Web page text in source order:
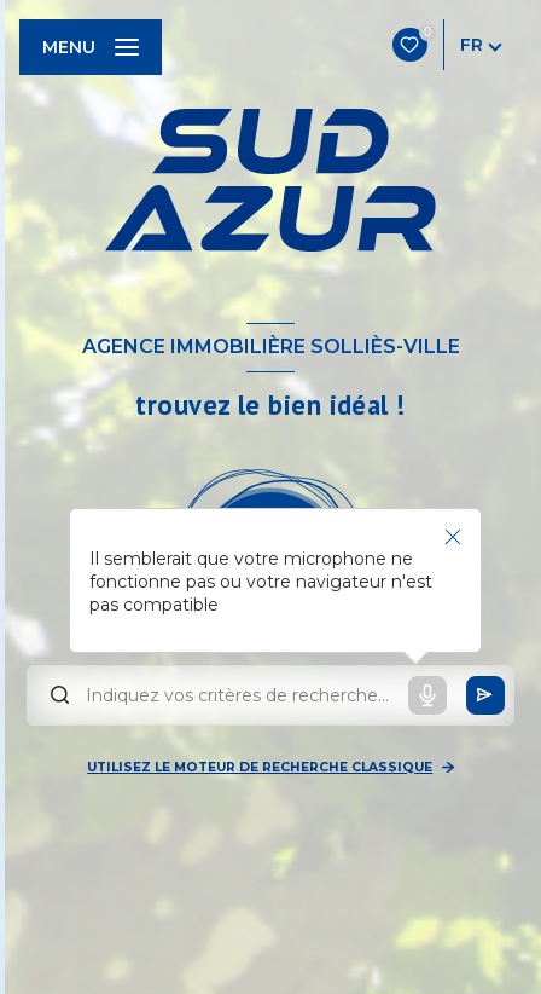
0
FR
MENU
AGENCE IMMOBILIÈRE SOLLIÈS-VILLE
trouvez le bien idéal !
Il semblerait que votre microphone ne
fonctionne pas ou votre navigateur n'est
pas compatible
UTILISEZ LE MOTEUR DE RECHERCHE CLASSIQUE